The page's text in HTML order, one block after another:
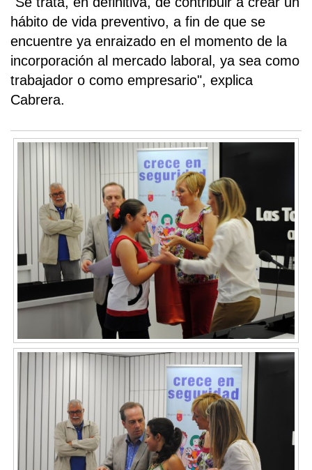
hábito de vida preventivo, a fin de que se
encuentre ya enraizado en el momento de la
incorporación al mercado laboral, ya sea como
trabajador o como empresario", explica
Cabrera.